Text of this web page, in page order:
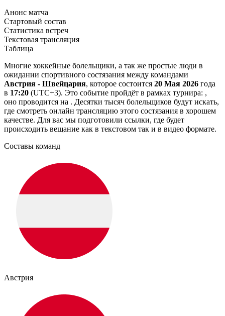
Анонс матча
Стартовый состав
Статистика встреч
Текстовая трансляция
Таблица
Многие хоккейные болельщики, а так же простые люди в
ожидании спортивного состязания между командами
Австрия - Швейцария, которое состоится 20 Мая 2026 года
в 17:20 (UTC+3). Это событие пройдёт в рамках турнира: ,
оно проводится на . Десятки тысяч болельщиков будут искать,
где смотреть онлайн трансляцию этого состязания в хорошем
качестве. Для вас мы подготовили ссылки, где будет
происходить вещание как в текстовом так и в видео формате.
Составы команд
Австрия